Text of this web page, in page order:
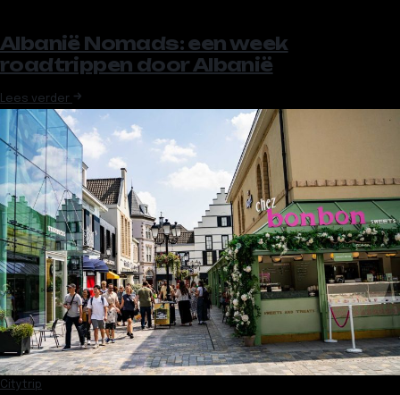
Albanië Nomads: een week
roadtrippen door Albanië
Lees verder
Citytrip